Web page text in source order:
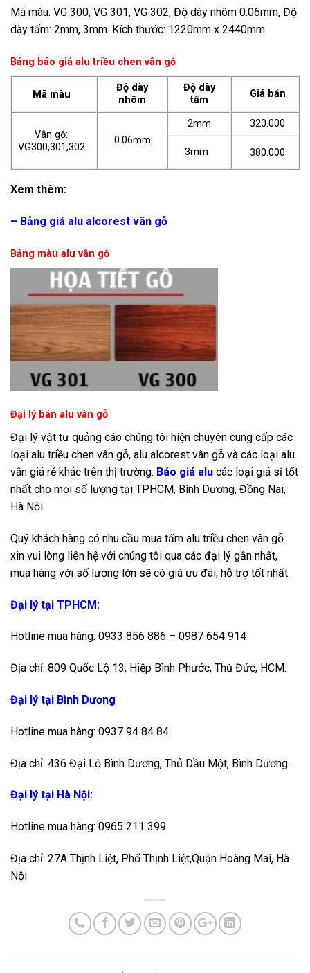
Mã màu: VG 300, VG 301, VG 302, Độ dày nhôm 0.06mm, Độ
dày tấm: 2mm, 3mm .Kích thước: 1220mm x 2440mm
Bảng báo giá alu triều chen vân gỗ
Mã màu
Độ dày
nhôm
Độ dày
tấm
Giá bán
Vân gỗ:
VG300,301,302
0.06mm
2mm 320.000
3mm 380.000
Xem thêm:
– Bảng giá alu alcorest vân gỗ
Bảng màu alu vân gỗ
Đại lý bán alu vân gỗ
Đại lý vật tư quảng cáo chúng tôi hiện chuyên cung cấp các
loại alu triều chen vân gỗ, alu alcorest vân gỗ và các loại alu
vân giá rẻ khác trên thị trường. Báo giá alu các loại giá sỉ tốt
nhất cho mọi số lượng tại TPHCM, Bình Dương, Đồng Nai,
Hà Nội.
Quý khách hàng có nhu cầu mua tấm alu triều chen vân gỗ
xin vui lòng liên hệ với chúng tôi qua các đại lý gần nhất,
mua hàng với số lượng lớn sẽ có giá ưu đãi, hỗ trợ tốt nhất.
Đại lý tại TPHCM:
Hotline mua hàng: 0933 856 886 – 0987 654 914
Địa chỉ: 809 Quốc Lộ 13, Hiệp Bình Phước, Thủ Đức, HCM.
Đại lý tại Bình Dương
Hotline mua hàng: 0937 94 84 84
Địa chỉ: 436 Đại Lộ Bình Dương, Thủ Dầu Một, Bình Dương.
Đại lý tại Hà Nội:
Hotline mua hàng: 0965 211 399
Địa chỉ: 27A Thịnh Liệt, Phố Thịnh Liệt,Quận Hoàng Mai, Hà
Nội